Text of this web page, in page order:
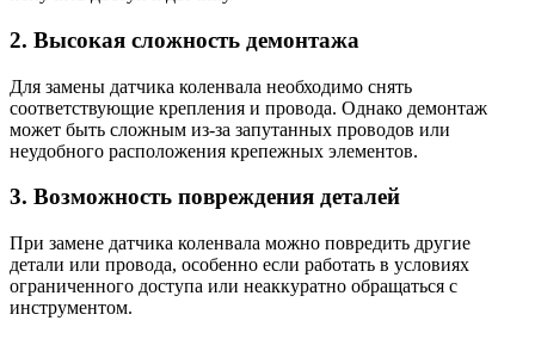
2. Высокая сложность демонтажа
Для замены датчика коленвала необходимо снять
соответствующие крепления и провода. Однако демонтаж
может быть сложным из-за запутанных проводов или
неудобного расположения крепежных элементов.
3. Возможность повреждения деталей
При замене датчика коленвала можно повредить другие
детали или провода, особенно если работать в условиях
ограниченного доступа или неаккуратно обращаться с
инструментом.